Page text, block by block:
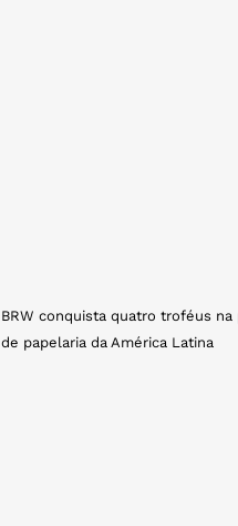
BRW conquista quatro troféus na
de papelaria da América Latina